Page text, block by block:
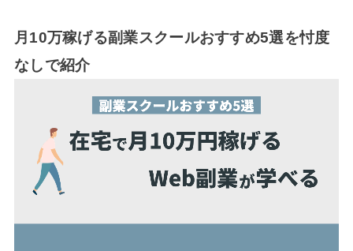
月10万稼げる副業スクールおすすめ5選を忖度
なしで紹介